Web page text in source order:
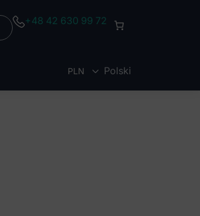
+48 42 630 99 72
PLN Polski